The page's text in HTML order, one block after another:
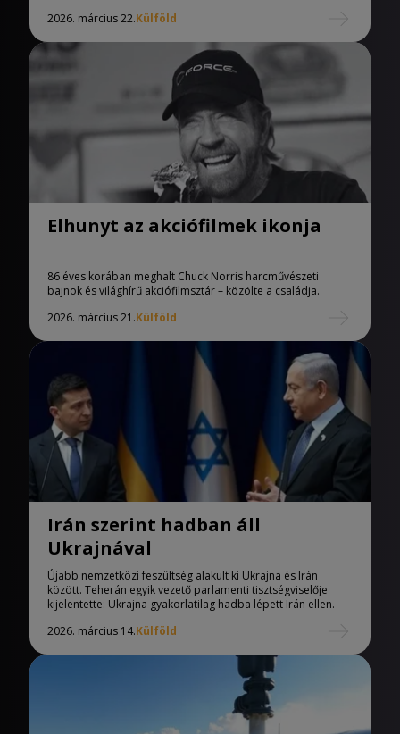
2026. március 22.Külföld
Elhunyt az akciófilmek ikonja
86 éves korában meghalt Chuck Norris harcművészeti
bajnok és világhírű akciófilmsztár – közölte a családja.
2026. március 21.Külföld
Irán szerint hadban áll
Ukrajnával
Újabb nemzetközi feszültség alakult ki Ukrajna és Irán
között. Teherán egyik vezető parlamenti tisztségviselője
kijelentette: Ukrajna gyakorlatilag hadba lépett Irán ellen.
2026. március 14.Külföld